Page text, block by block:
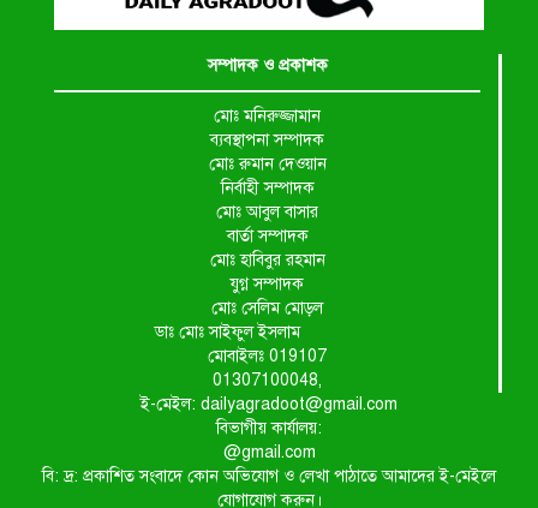
সম্পাদক ও প্রকাশক
মোঃ মনিরুজ্জামান
ব্যবস্থাপনা সম্পাদক
মোঃ রুমান দেওয়ান
নির্বাহী সম্পাদক
মোঃ আবুল বাসার
বার্তা সম্পাদক
মোঃ হাবিবুর রহমান
যুগ্ন সম্পাদক
মোঃ সেলিম মোড়ল
ডাঃ মোঃ সাইফুল ইসলাম
মোবাইলঃ 019107
01307100048,
ই-মেইল: dailyagradoot@gmail.com
বিভাগীয় কার্যালয়:
@gmail.com
বি: দ্র: প্রকাশিত সংবাদে কোন অভিযোগ ও লেখা পাঠাতে আমাদের ই-মেইলে
যোগাযোগ করুন।